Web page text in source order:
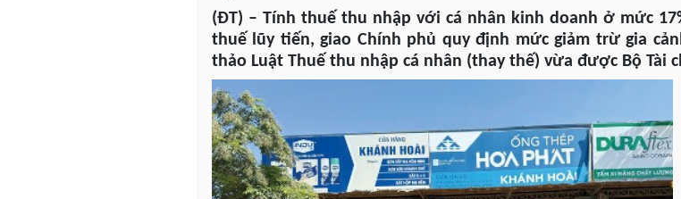
(ĐT) – Tính thuế thu nhập với cá nhân kinh doanh ở mức
thuế lũy tiến, giao Chính phủ quy định mức giảm trừ gia
thảo Luật Thuế thu nhập cá nhân (thay thế) vừa được Bộ Tài